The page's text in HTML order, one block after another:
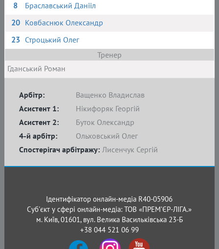
8
Браславський Данііл
20 Ковбаснюк Олександр
23 Строцький Олег
Тренер
Гданський Роман
Арбітр:
Ващенко Владислав
Асистент 1:
Нікифоряк Георгій
Асистент 2:
Буток Олександр
4-й арбітр:
Ольховський Олег
Спостерігач арбітражу: Лисенчук Сергій
Ідентифікатор онлайн-медіа R40-05906
Суб'єкт у сфері онлайн-медіа: ТОВ «ПРЕМ’ЄР-ЛІГА.»
м. Київ, 01601, вул. Велика Васильківська 23-Б
+38 044 521 06 99